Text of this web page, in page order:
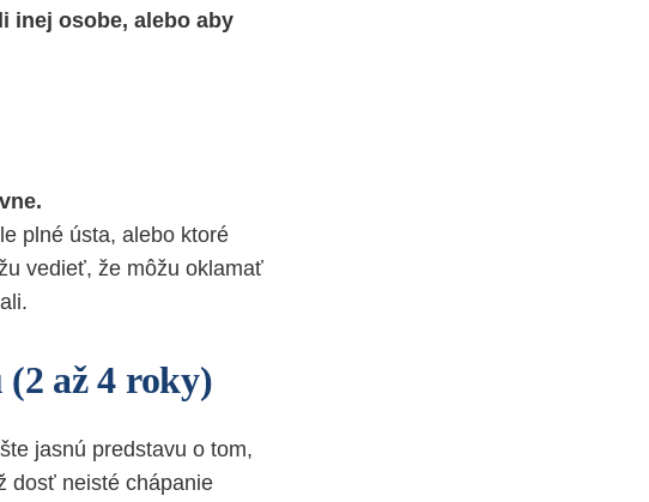
inej osobe, alebo aby
plné ústa, alebo ktoré
vedieť, že môžu oklamať
až 4 roky)
jasnú predstavu o tom,
dosť neisté chápanie